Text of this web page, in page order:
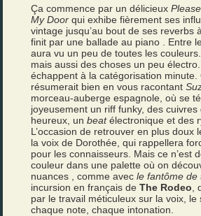
Ça commence par un délicieux
My Door qui exhibe fièrement ses
vintage jusqu’au bout de ses reverbs
finit par une ballade au piano . Entre
aura vu un peu de toutes les
mais aussi des choses un peu
échappent à la catégorisation minute.
résumerait bien en vous racontant
morceau-auberge espagnole, où se
joyeusement un riff funky, des cuivres
heureux, unbeatélectronique et des
L’occasion de retrouver en plus doux
la voix de Dorothée, qui rappellera
pour les connaisseurs. Mais ce n’est
couleur dans une palette où on
nuances , comme avecle fantôme de
incursion en français deThe Rodeo
par le travail méticuleux sur la voix, le
chaque note, chaque intonation.